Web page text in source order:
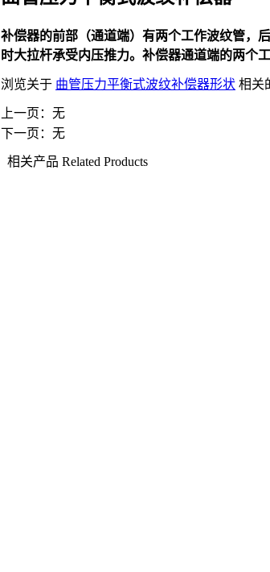
补偿器的前部（通道端）有两个工作波纹管，
时大拉杆承受内压推力。补偿器通道端的两个
浏览关于 曲管压力平衡式波纹补偿器形状 相关
上一页：无
下一页：无
相关产品 Related Products